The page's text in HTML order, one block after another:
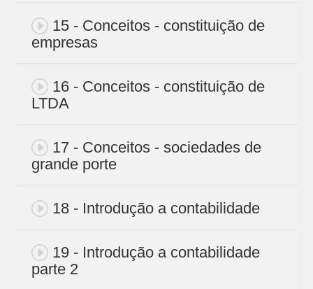
15 - Conceitos - constituição de
empresas
16 - Conceitos - constituição de
LTDA
17 - Conceitos - sociedades de
grande porte
18 - Introdução a contabilidade
19 - Introdução a contabilidade
parte 2